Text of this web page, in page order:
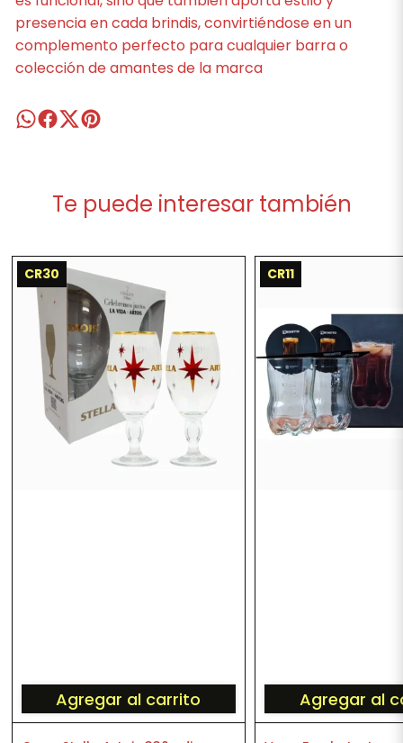
presencia en cada brindis, convirtiéndose en un
complemento perfecto para cualquier barra o
colección de amantes de la marca
Te puede interesar también
CR30
Agregar al carrito
CR11
Agregar al